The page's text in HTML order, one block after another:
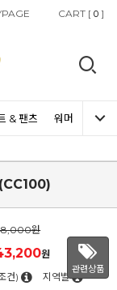
CART [ 0]
& 팬츠 워머 타이
원
원
건) 지역별
관련상품